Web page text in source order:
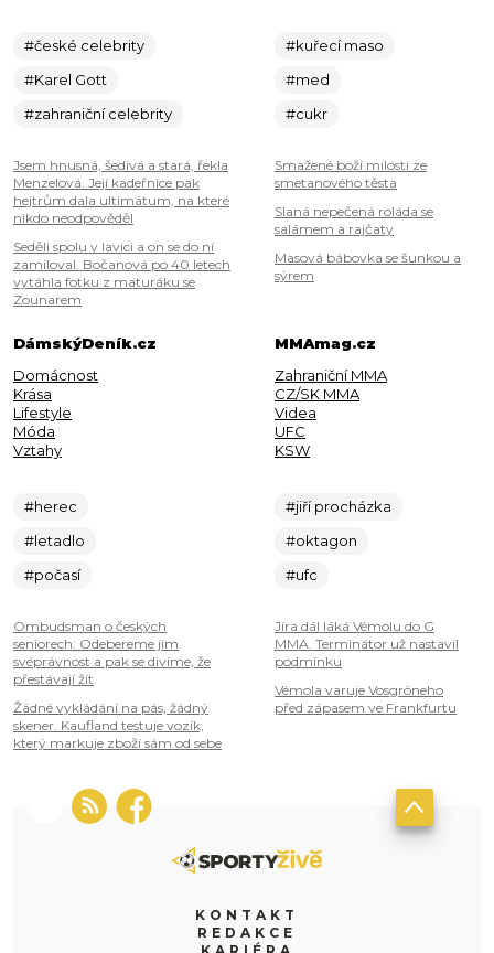
#české celebrity
#Karel Gott
#zahraniční celebrity
Jsem hnusná, šedivá a stará, řekla
Menzelová. Její kadeřnice pak
hejtrům dala ultimátum, na které
nikdo neodpověděl
Seděli spolu v lavici a on se do ní
zamiloval. Bočanová po 40 letech
vytáhla fotku z maturáku se
Zounarem
#kuřecí maso
#med
#cukr
Smažené boží milosti ze
smetanového těsta
Slaná nepečená roláda se
salámem a rajčaty
Masová bábovka se šunkou a
sýrem
DámskýDeník.cz
Domácnost
Krása
Lifestyle
Móda
Vztahy
#herec
#letadlo
#počasí
Ombudsman o českých
seniorech: Odebereme jim
svéprávnost a pak se divíme, že
přestávají žít
Žádné vykládání na pás, žádný
skener. Kaufland testuje vozík,
který markuje zboží sám od sebe
MMAmag.cz
Zahraniční MMA
CZ/SK MMA
Videa
UFC
KSW
#jiří procházka
#oktagon
#ufc
Jíra dál láká Vémolu do G
MMA. Terminátor už nastavil
podmínku
Vémola varuje Vosgröneho
před zápasem ve Frankfurtu
KONTAKT
REDAKCE